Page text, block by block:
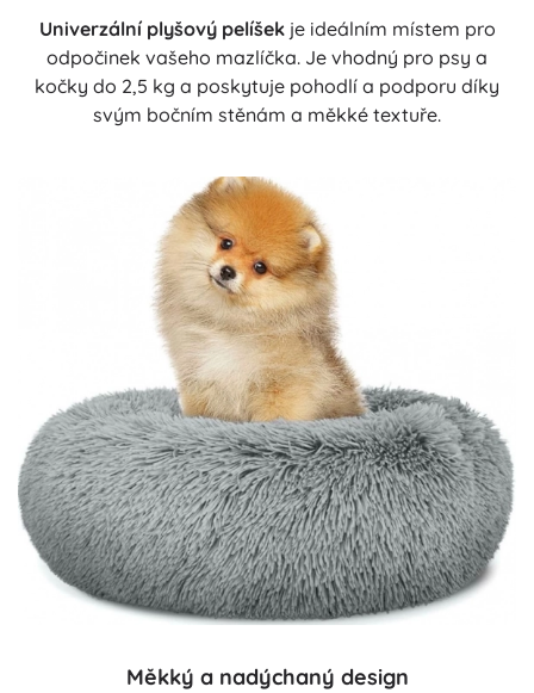
Univerzální plyšový pelíšekje ideálním místem pro
odpočinek vašeho mazlíčka. Je vhodný pro psy a
kočky do 2,5 kg a poskytuje pohodlí a podporu díky
svým bočním stěnám a měkké textuře.
Měkký a nadýchaný design